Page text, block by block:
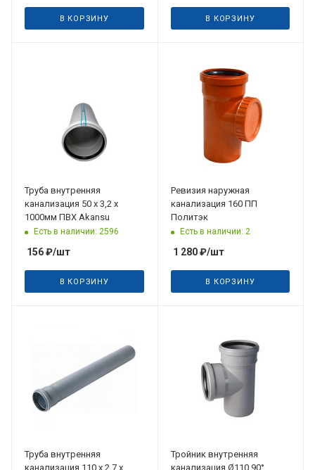
В КОРЗИНУ В КОРЗИНУ
Труба внутренняя
канализация 50 х 3,2 х
1000мм ПВХ Akansu
Есть в наличии: 2596
156₽/шт
В КОРЗИНУ
Ревизия наружная
канализация 160 ПП
Политэк
Есть в наличии: 2
1 280₽/шт
В КОРЗИНУ
Труба внутренняя
канализация 110 х 2,7 х
30.07.2026
Тройник внутренняя
канализация Ø110 90°